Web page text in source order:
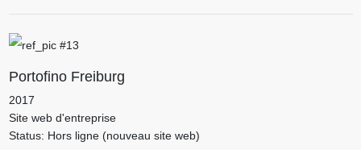
Portofino Freiburg
2017
Site web d'entreprise
Status: Hors ligne (nouveau site web)